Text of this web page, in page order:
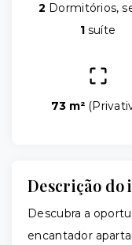
2 Dormitórios,
1 suíte
73 m² (
Descrição do
Descubra a
encantador